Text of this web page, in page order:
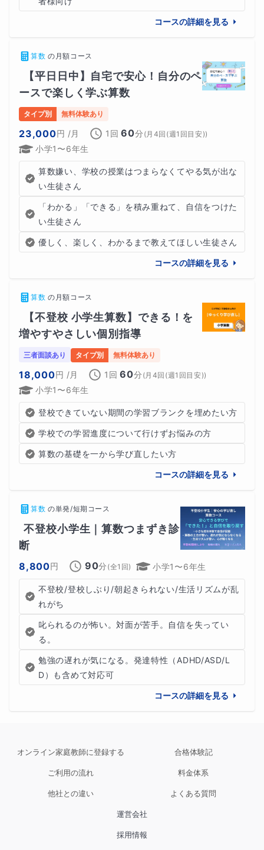
🌼保護者の方へのサポート🌼
保護者の方とも適宜コミュニケーションを取り、
・お子さんの学習の様子
・無理のない学習の進め方
・家庭での声かけやサポート方法
などを「授業報告」で詳しく共有し、お子さんに合った学
習方法を一緒に考えていきます。
「２ヶ月に一度の三者（二者）面談」を実施し、
・宿題管理
・チャットでのやり取り
についても、ご相談に応じて提供いたします。
🌼出席扱いについて🌼
不登校のお子さんの場合、学校によってはオンライン学習
その場合に必要になることが多い、
・学習の記録
・授業内容の共有
・学習計画の確認
などについて可能な範囲で対応しますので、お気軽にご相
談ください。
「人と話すことに緊張してしまう」
というお子さんのために、体験授業もご用意しています。
様子を見ながら無理のない形で進めていきます。
コースの詳細を見る
算数 の 月額コース
【平日日中】自宅で安心！自分のペ
ースで楽しく学ぶ算数
タイプ別 無料体験あり
23,000円 /月 1回 60分 (月4回(週1回目安))
小学1〜6年生
算数嫌い、学校の授業はつまらなくてやる気が出な
い生徒さん
「わかる」「できる」を積み重ねて、自信をつけた
い生徒さん
優しく、楽しく、わかるまで教えてほしい生徒さん
コースの詳細を見る
算数 の 月額コース
【不登校 小学生算数】できる！を
増やすやさしい個別指導
三者面談あり タイプ別 無料体験あり
18,000円 /月 1回 60分 (月4回(週1回目安))
小学1〜6年生
登校できていない期間の学習ブランクを埋めたい方
学校での学習進度について行けずお悩みの方
算数の基礎を一から学び直したい方
コースの詳細を見る
算数 の単発/短期コース
不登校小学生｜算数つまずき診
断
8,800円 90分 (全1 回) 小学1〜6年生
不登校/登校しぶり/朝起きられない/生活リズムが乱
れがち
叱られるのが怖い。対面が苦手。自信を失ってい
る。
勉強の遅れが気になる。発達特性（ADHD/ASD/L
D）も含めて対応可
コースの詳細を見る
オンライン家庭教師に登録する 合格体験記
ご利用の流れ 料金体系
他社との違い よくある質問
運営会社
採用情報